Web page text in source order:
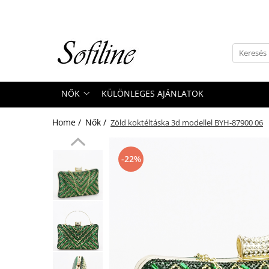
Táskák és retikülök
NŐK KÜLÖNLEGES AJÁNLATOK
Home / Nők / Zöld koktéltáska 3d modellel BYH-87900 06
-22%